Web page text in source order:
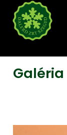
Galéria